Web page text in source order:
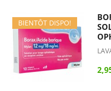
BIENTÔT DISPO!